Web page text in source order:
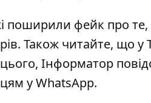
фейк про те,
Також читайте, що у
Інформатор
у WhatsApp.